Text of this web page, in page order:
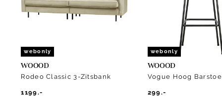
webonly
WOOOD
Rodeo Classic 3-Zitsbank
1199.-
webonly
WOOOD
Vogue Hoog
299.-